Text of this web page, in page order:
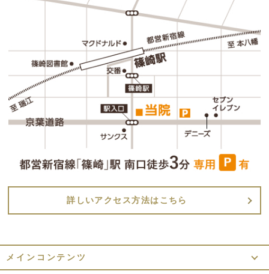
詳しいアクセス方法はこちら
メインコンテンツ